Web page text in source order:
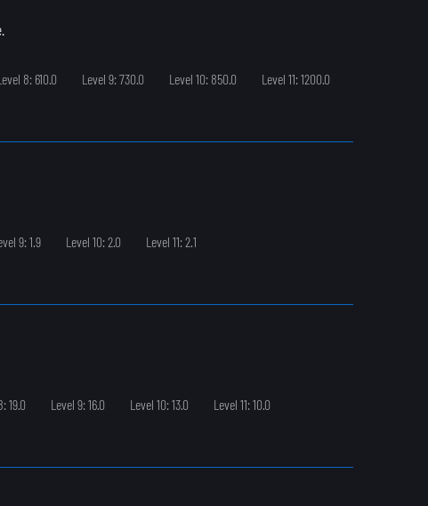
8: 610.0 Level 9: 730.0 Level 10: 850.0
Level 11: 1200.0
9: 1.9 Level 10: 2.0
Level 11: 2.1
19.0 Level 9: 16.0 Level 10: 13.0
Level 11: 10.0